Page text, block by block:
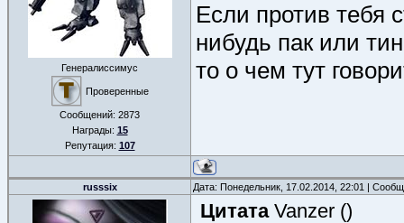
Генералиссимус
Проверенные
Сообщений: 2873
Награды: 15
Репутация: 107
Если против тебя
нибудь пак или
то о чем тут
russsix Дата: Понедельник, 17.02.2014, 22:01 |
Цитата Vanzer ()